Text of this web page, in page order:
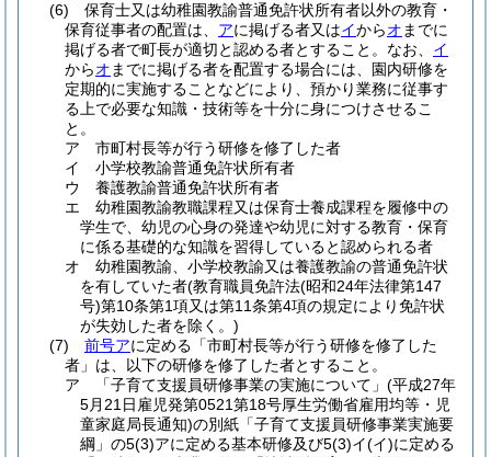
(6)
保育士又は幼稚園教諭普通免許状所有者以外の教育・
保育従事者の配置は、 アに掲げる者又はイからオ までに
掲げる者で町長が適切と認める者とすること。 なお、 イ
からオ までに掲げる者を配置する場合には、園内研修を
定期的に実施することなどにより、預かり業務に従事す
る上で必要な知識・技術等を十分に身につけさせるこ
と。
ア
市町村長等が行う研修を修了した者
イ
小学校教諭普通免許状所有者
ウ
養護教諭普通免許状所有者
エ
幼稚園教諭教職課程又は保育士養成課程を履修中の
学生で、幼児の心身の発達や幼児に対する教育・保育
に係る基礎的な知識を習得していると認められる者
オ
幼稚園教諭、小学校教諭又は養護教諭の普通免許状
を有していた者(教育職員免許法(昭和24年法律第147
号)第10条第1項又は第11条第4項の規定により免許状
が失効した者を除く。)
(7)
前号アに定める「市町村長等が行う研修を修了した
者」は、以下の研修を修了した者とすること。
ア
「子育て支援員研修事業の実施について」 (平成27年
5月21日雇児発第0521第18号厚生労働省雇用均等・児
童家庭局長通知)の別紙「子育て支援員研修事業実施要
綱」の5(3)アに定める基本研修及び5(3)イ(イ)に定める